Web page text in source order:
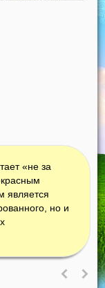
«не за
является
но и